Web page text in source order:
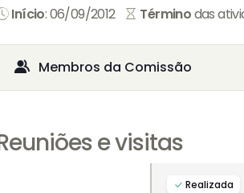
Início: 06/09/2012 Términodas
Membros da Comissão
e visitas
Realizada